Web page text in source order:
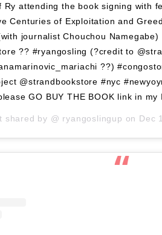
Ry attending the book signing with
Centuries of Exploitation and
journalist Chouchou
?? #ryangosling (?credit to
??)
@strandbookstore #nyc
GO BUY THE BOOK link in
shared by @ ryangoslingup on Dec